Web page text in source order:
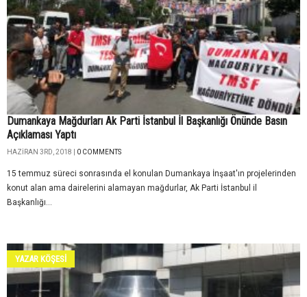
Dumankaya Mağdurları Ak Parti İstanbul İl Başkanlığı Önünde Basın
Açıklaması Yaptı
HAZIRAN 3RD, 2018 | 0 COMMENTS
15 temmuz süreci sonrasında el konulan Dumankaya İnşaat'ın projelerinden
konut alan ama dairelerini alamayan mağdurlar, Ak Parti İstanbul il
Başkanlığı...
YAZAR KÖŞESI